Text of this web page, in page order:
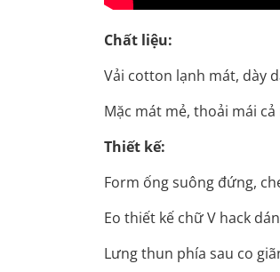
Chất liệu:
Vải cotton lạnh mát, dày
Mặc mát mẻ, thoải mái cả
Thiết kế:
Form ống suông đứng,
Eo thiết kế chữ V hack
Lưng thun phía sau co